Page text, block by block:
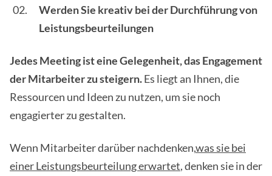
Werden Sie kreativ bei der Durchführung von
Leistungsbeurteilungen
Jedes Meeting ist eine Gelegenheit, das Engagement
der Mitarbeiter zu steigern.Es liegt an Ihnen, die
Ressourcen und Ideen zu nutzen, um sie noch
engagierter zu gestalten.
Wenn Mitarbeiter darüber nachdenken,was sie bei
einer Leistungsbeurteilung erwartet, denken sie in der